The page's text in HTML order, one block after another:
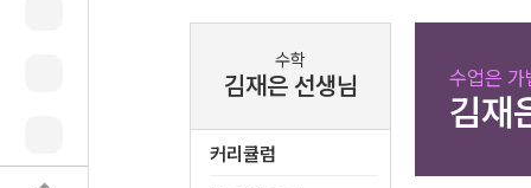
수학
김재은 선생님
커리큘럼
수업은
김재